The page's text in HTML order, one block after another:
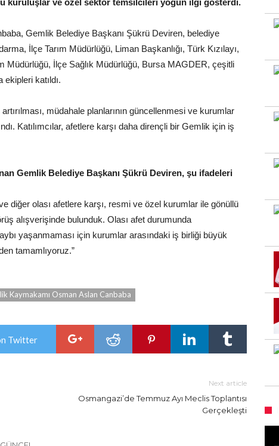
kuruluşlar ve özel sektör temsilcileri yoğun ilgi gösterdi.
Gemlik Belediye Başkanı Şükrü Deviren, belediye
İlçe Tarım Müdürlüğü, Liman Başkanlığı, Türk Kızılayı,
Müdürlüğü, İlçe Sağlık Müdürlüğü, Bursa MAGDER, çeşitli
katıldı.
müdahale planlarının güncellenmesi ve kurumlar
Katılımcılar, afetlere karşı daha dirençli bir Gemlik için iş
Gemlik Belediye Başkanı Şükrü Deviren, şu ifadeleri
diğer olası afetlere karşı, resmi ve özel kurumlar ile gönüllü
alışverişinde bulunduk. Olası afet durumunda
yaşanmaması için kurumlar arasındaki iş birliği büyük
tamamlıyoruz.”
Kaymakamı Osman Aslan Canbaba
Twitter
Next article
Osmangazi’de Temmuz Ayı Meclis Toplantısı
Gerçekleşti